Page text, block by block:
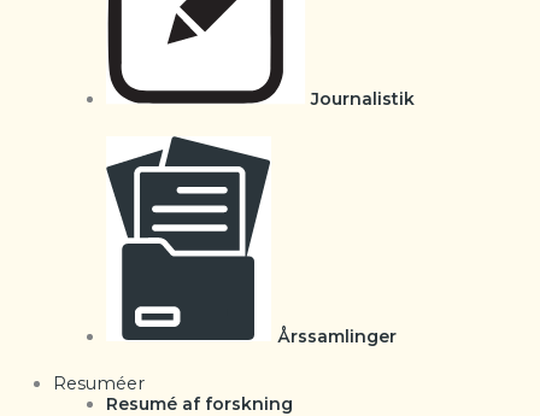
Journalistik
Årssamlinger
Resuméer
Resumé af forskning